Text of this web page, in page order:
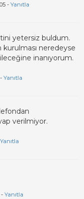
- Yanıtla
yetersiz buldum.
kurulması neredeyse
inanıyorum.
Yanıtla
verilmiyor.
Yanıtla
- Yanıtla